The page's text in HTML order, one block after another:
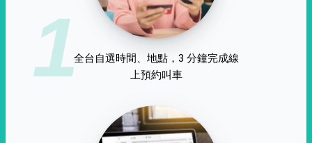
1全台自選時間、地點，3 分鐘完成線
上預約叫車